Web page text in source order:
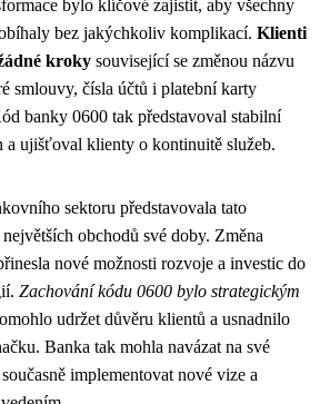
bylo klíčové zajistit, aby všechny
bez jakýchkoliv komplikací. Klienti
kroky související se změnou názvu
smlouvy, čísla účtů i platební karty
banky 0600 tak představoval stabilní
a ujišťoval klienty o kontinuitě služeb.
sektoru představovala tato
obchodů své doby. Změna
nové možnosti rozvoje a investic do
Zachování kódu 0600 bylo strategickým
udržet důvěru klientů a usnadnilo
Banka tak mohla navázat na své
implementovat nové vize a